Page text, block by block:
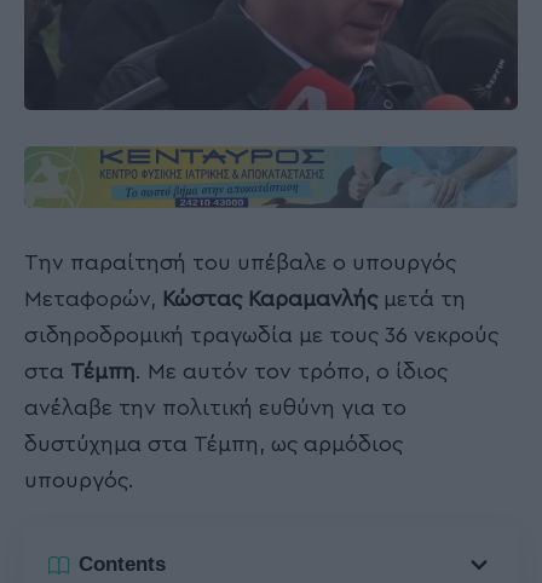
Την παραίτησή του υπέβαλε ο υπουργός
Μεταφορών, Κώστας Καραμανλήςμετά τη
σιδηροδρομική τραγωδία με τους 36 νεκρούς
στα Τέμπη. Με αυτόν τον τρόπο, ο ίδιος
ανέλαβε την πολιτική ευθύνη για το
δυστύχημα στα Τέμπη, ως αρμόδιος
υπουργός.
Contents